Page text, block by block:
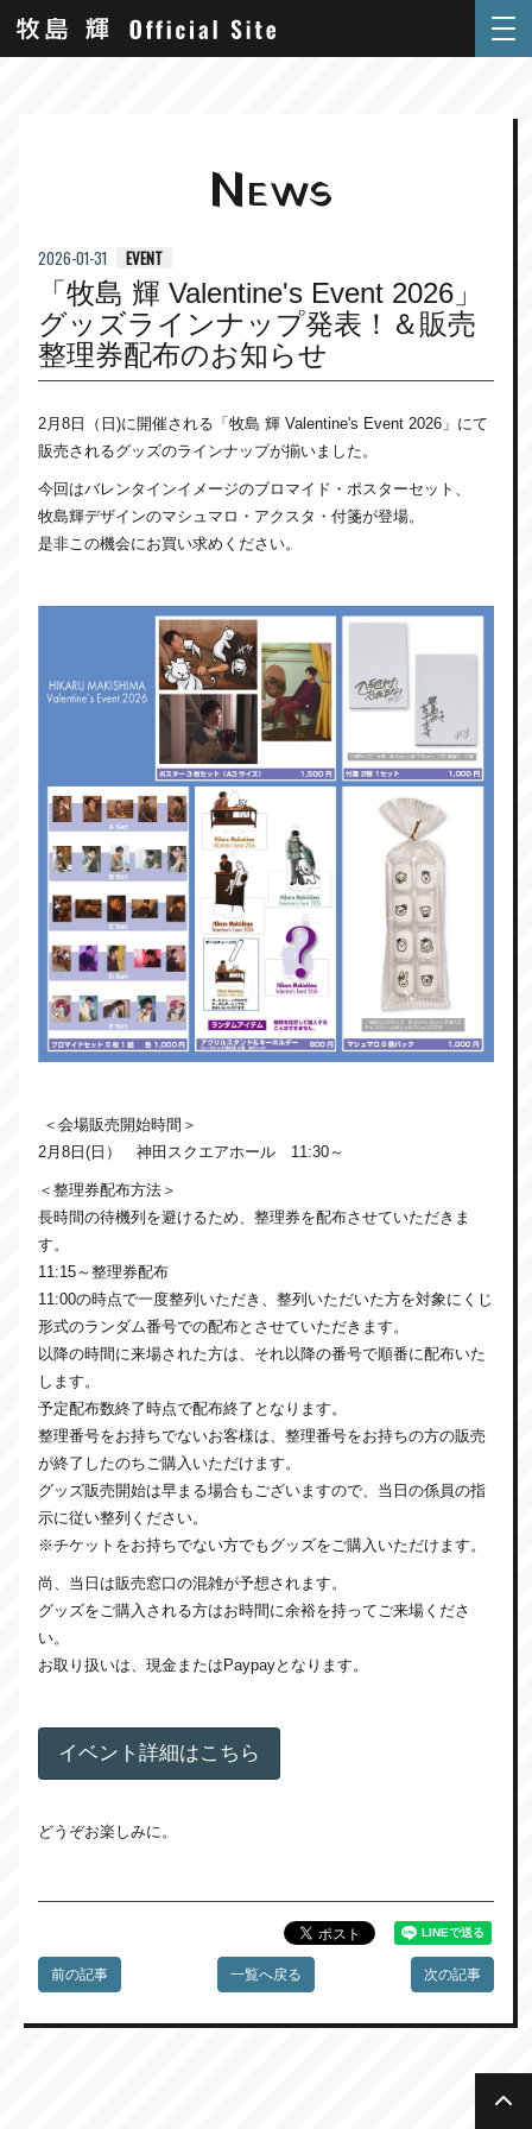
NEWS
2026-01-31 EVENT
「牧島 輝 Valentine's Event 2026」
グッズラインナップ発表！＆販売
整理券配布のお知らせ
2月8日（日)に開催される「牧島 輝 Valentine's Event 2026」にて
販売されるグッズのラインナップが揃いました。
今回はバレンタインイメージのブロマイド・ポスターセット、
牧島輝デザインのマシュマロ・アクスタ・付箋が登場。
是非この機会にお買い求めください。
＜会場販売開始時間＞
2月8日(日） 神田スクエアホール 11:30～
＜整理券配布方法＞
長時間の待機列を避けるため、整理券を配布させていただきま
す。
11:15～整理券配布
11:00の時点で一度整列いただき、整列いただいた方を対象にくじ
形式のランダム番号での配布とさせていただきます。
以降の時間に来場された方は、それ以降の番号で順番に配布いた
します。
予定配布数終了時点で配布終了となります。
整理番号をお持ちでないお客様は、整理番号をお持ちの方の販売
が終了したのちご購入いただけます。
グッズ販売開始は早まる場合もございますので、当日の係員の指
示に従い整列ください。
※チケットをお持ちでない方でもグッズをご購入いただけます。
尚、当日は販売窓口の混雑が予想されます。
グッズをご購入される方はお時間に余裕を持ってご来場くださ
い。
お取り扱いは、現金またはPaypayとなります。
イベント詳細はこちら
どうぞお楽しみに。
前の記事 一覧へ戻る 次の記事